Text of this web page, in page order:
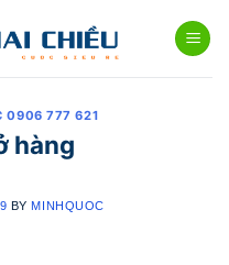
0906 777 621
hàng
BY MINHQUOC